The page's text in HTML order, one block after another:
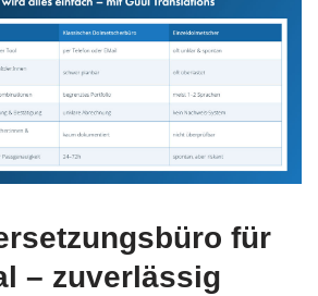
für
– zuverlässig